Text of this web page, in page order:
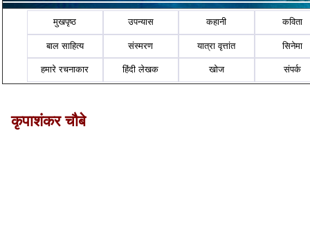
मुखपृष्ठ उपन्यास कहानी कविता
बाल साहित्य संस्मरण यात्रा वृत्तांत सिनेमा
हमारे रचनाकार हिंदी लेखक खोज संपर्क
कृपाशंकर चौबे